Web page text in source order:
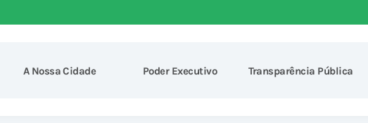
A Nossa Cidade Poder Executivo Transparência Pública